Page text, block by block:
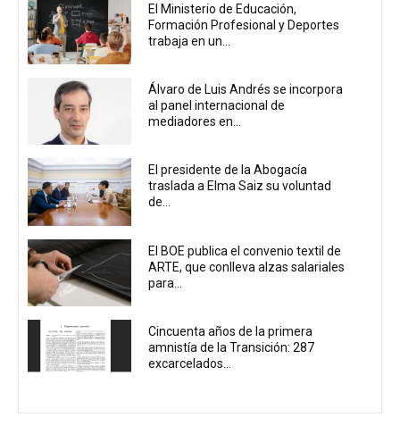
El Ministerio de Educación,
Formación Profesional y Deportes
trabaja en un...
Álvaro de Luis Andrés se incorpora
al panel internacional de
mediadores en...
El presidente de la Abogacía
traslada a Elma Saiz su voluntad
de...
El BOE publica el convenio textil de
ARTE, que conlleva alzas salariales
para...
Cincuenta años de la primera
amnistía de la Transición: 287
excarcelados...